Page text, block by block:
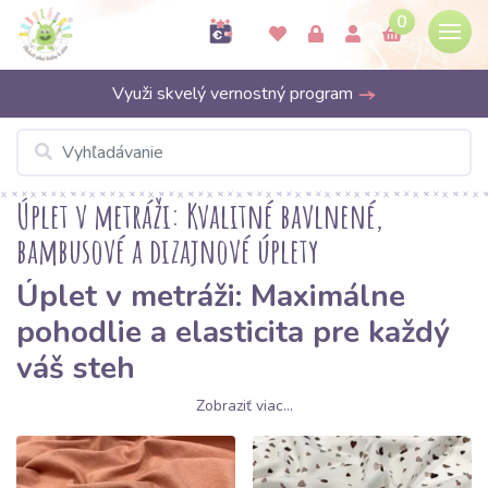
0
Využi skvelý vernostný program
Úplet v metráži: Kvalitné bavlnené,
bambusové a dizajnové úplety
Úplet v metráži: Maximálne
pohodlie a elasticita pre každý
váš steh
na dotyk po celý deň?Úpletje kráľom medzi materiálmi na šitie
oblečenia. V Bubulákove vám prinášame širokú ponuku úpletov v
Zobraziť viac...